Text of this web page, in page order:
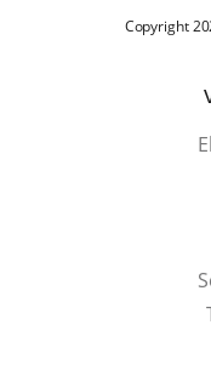
Copyright